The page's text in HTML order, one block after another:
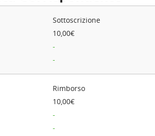
Sottoscrizione
10,00€
-
-
Rimborso
10,00€
-
-